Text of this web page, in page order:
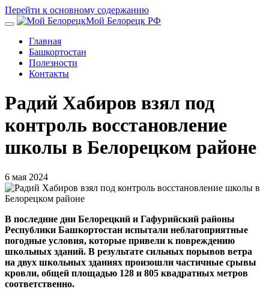
Перейти к основному содержанию
Мой Белорецк РФ
Главная
Башкортостан
Полезности
Контакты
Радий Хабиров взял под
контроль восстановление
школы в Белорецком районе
6 мая 2024
В последние дни Белорецкий и Гафурийский районы
Республики Башкортостан испытали неблагоприятные
погодные условия, которые привели к повреждению
школьных зданий. В результате сильных порывов ветра
на двух школьных зданиях произошли частичные срывы
кровли, общей площадью 128 и 805 квадратных метров
соответственно.